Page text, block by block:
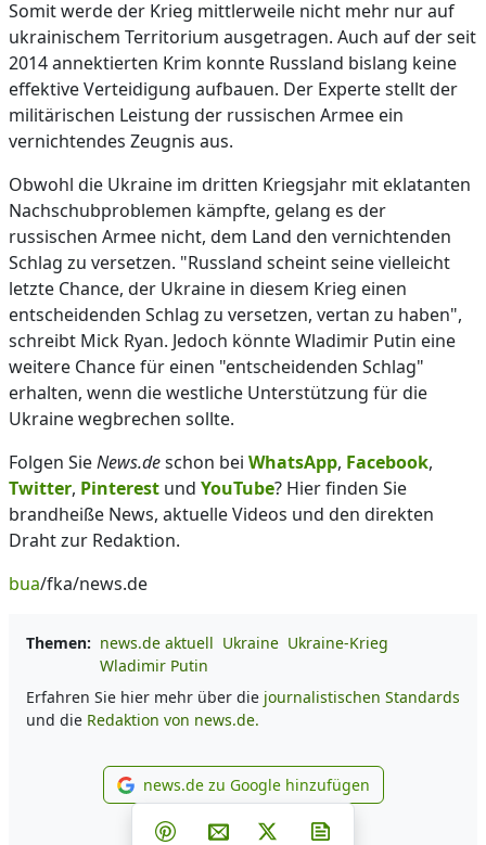
Somit werde der Krieg mittlerweile nicht mehr nur auf
ukrainischem Territorium ausgetragen. Auch auf der seit
2014 annektierten Krim konnte Russland bislang keine
effektive Verteidigung aufbauen. Der Experte stellt der
militärischen Leistung der russischen Armee ein
vernichtendes Zeugnis aus.
Obwohl die Ukraine im dritten Kriegsjahr mit eklatanten
Nachschubproblemen kämpfte, gelang es der
russischen Armee nicht, dem Land den vernichtenden
Schlag zu versetzen. "Russland scheint seine vielleicht
letzte Chance, der Ukraine in diesem Krieg einen
entscheidenden Schlag zu versetzen, vertan zu haben",
schreibt Mick Ryan. Jedoch könnte Wladimir Putin eine
weitere Chance für einen "entscheidenden Schlag"
erhalten, wenn die westliche Unterstützung für die
Ukraine wegbrechen sollte.
Folgen SieNews.deschon bei WhatsApp, Facebook,
Twitter, Pinterest und YouTube? Hier finden Sie
brandheiße News, aktuelle Videos und den direkten
Draht zur Redaktion.
bua/fka/news.de
Themen: news.de aktuell Ukraine Ukraine-Krieg
Wladimir Putin
Erfahren Sie hier mehr über die journalistischen Standards
und die Redaktion von news.de.
news.de zu Google
news.de zu Google hinzufügen
Teilen auf Facebook
Teilen auf Whatsapp
Teilen auf Telegram
Teilen auf Pinterest
Per E-Mail teilen
Post auf X